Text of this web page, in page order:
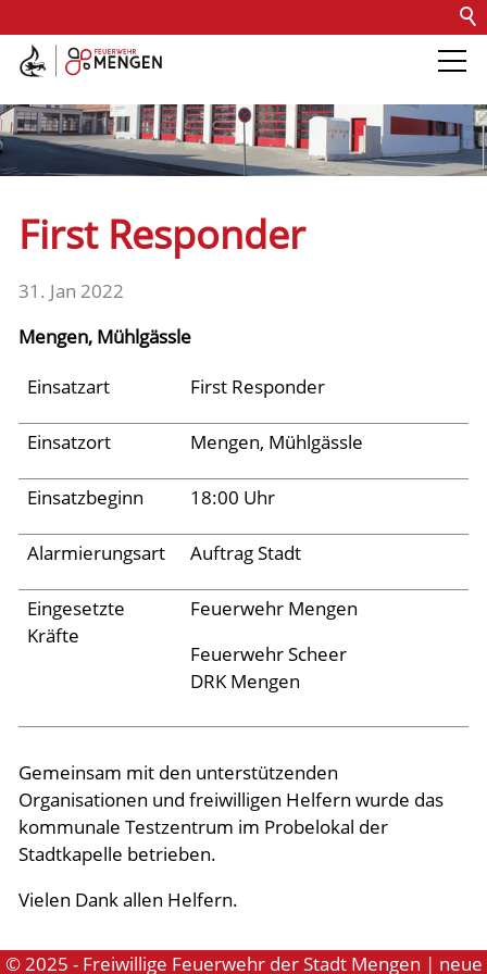
Kontakt Impressum
Barrierefreiheit
Die Feuerwehr
Fachdienste
Fahrzeuge
Einsätze
Aktuelles
Links
First Responder
31. Jan 2022
Mengen, Mühlgässle
Einsatzart
First Responder
Einsatzort Mengen, Mühlgässle
Einsatzbeginn 18:00 Uhr
Alarmierungsart Auftrag Stadt
Eingesetzte
Kräfte
Feuerwehr Mengen
Feuerwehr Scheer
DRK Mengen
Gemeinsam mit den unterstützenden
Organisationen und freiwilligen Helfern wurde das
kommunale Testzentrum im Probelokal der
Stadtkapelle betrieben.
Vielen Dank allen Helfern.
© 2025 - Freiwillige Feuerwehr der Stadt Mengen | neue